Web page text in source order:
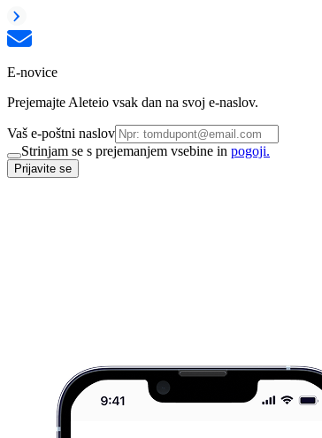
E-novice
Prejemajte Aleteio vsak dan na svoj e-naslov.
Vaš e-poštni naslov
Strinjam se s prejemanjem vsebine in pogoji.
Prijavite se